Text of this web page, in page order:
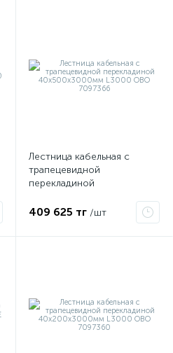
Лестница кабельная с
трапецевидной
перекладиной
OBO 7097366
409 625 тг /шт